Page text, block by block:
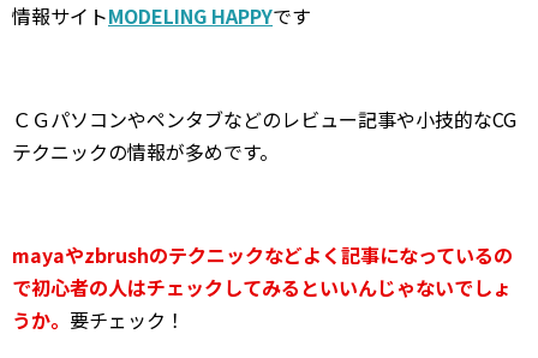
情報サイトMODELING HAPPYです
ＣＧパソコンやペンタブなどのレビュー記事や小技的なCG
テクニックの情報が多めです。
mayaやzbrushのテクニックなどよく記事になっているの
で初心者の人はチェックしてみるといいんじゃないでしょ
うか。 要チェック！